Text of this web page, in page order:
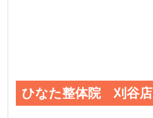
ひなた整体院 刈谷店